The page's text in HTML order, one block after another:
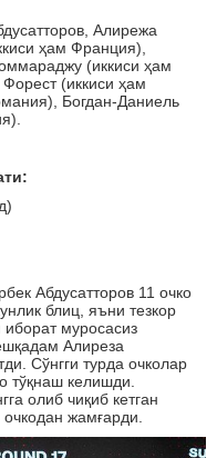
Алирежа
ҳам Франция),
(иккиси ҳам
(иккиси ҳам
Богдан-Даниель
Абдусатторов 11 очко
блиц, яъни тезкор
иборат муросасиз
Алиреза
Сўнгги турда очколар
тўқнаш келишди.
олиб чиқиб кетган
жамғарди.